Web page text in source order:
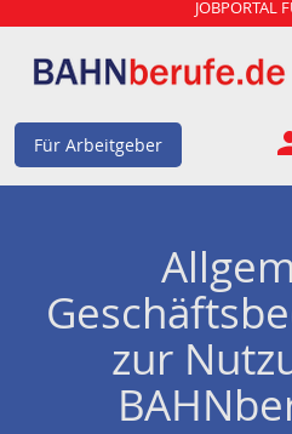
JOBPORTAL
Für Arbeitgeber
zur